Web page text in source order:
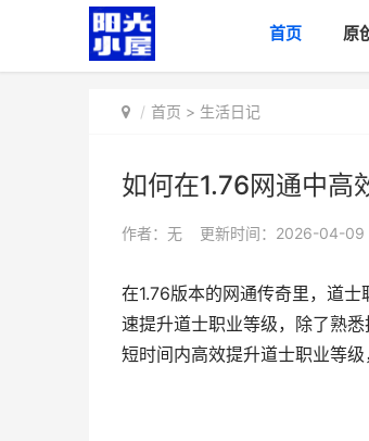
首页 原
首页 > 生活日记
如何在1.76网通中高
作者：无 更新时间：2026-04-
在1.76版本的网通传奇里，道
速提升道士职业等级，除了熟
短时间内高效提升道士职业等